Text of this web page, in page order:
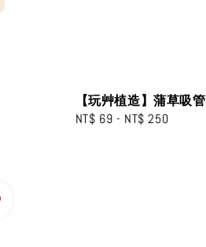
【玩艸植造】蒲草吸管
Regular
NT$ 69 - NT$ 250